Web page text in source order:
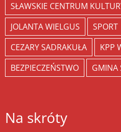
SŁAWSKIE CENTRUM
JOLANTA WIELGUS
SPORT
CEZARY SADRAKUŁA
KPP
BEZPIECZEŃSTWO
GMINA
Na skróty